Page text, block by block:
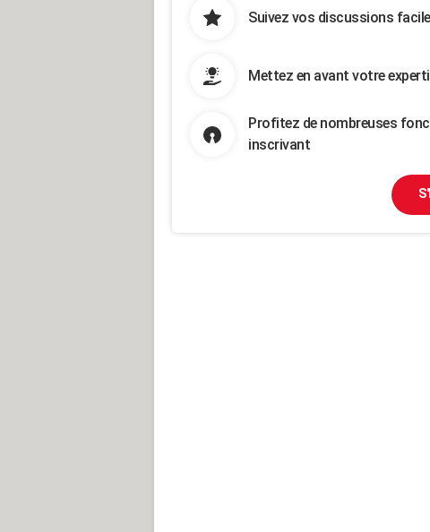
Suivez vos discussions
Mettez en avant votre
Profitez de nombreuses
inscrivant